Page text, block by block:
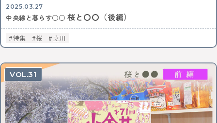
イベント
自動車教習所 武蔵境
昭和記念公園
イマジナス
農業 小金井市 西国分寺
高尾
動物
中央線からはじまるしぇ
ノミノイチ
ソーセージ
定食
中央線と暮らす〇〇な人
企業
地域活性化
中央線の魅力発見
とんがらしフェスタ
家具
雑貨 リノベーション 模様替え
食器
美術館
国分寺 西荻窪 パンまつり
桜
フォトスポット
街歩き
中央線ビールフェスティバル
吉祥寺 本
古本
2025.03.27
中央線と暮らす○○ 桜と〇〇（後編）
特集 桜 立川
31